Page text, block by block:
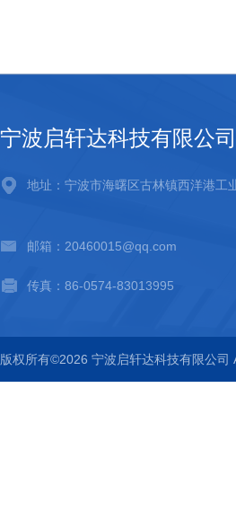
宁波启轩达科技有限公司
地址：宁波市海曙区古林镇西洋港工
邮箱：20460015@qq.com
传真：86-0574-83013995
版权所有©2026 宁波启轩达科技有限公